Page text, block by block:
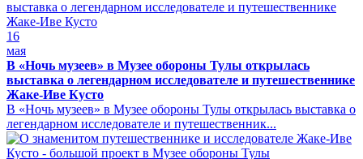
16
мая
В «Ночь музеев» в Музее обороны Тулы открылась
выставка о легендарном исследователе и путешественнике
Жаке-Иве Кусто
В «Ночь музеев» в Музее обороны Тулы открылась выставка о
легендарном исследователе и путешественник...